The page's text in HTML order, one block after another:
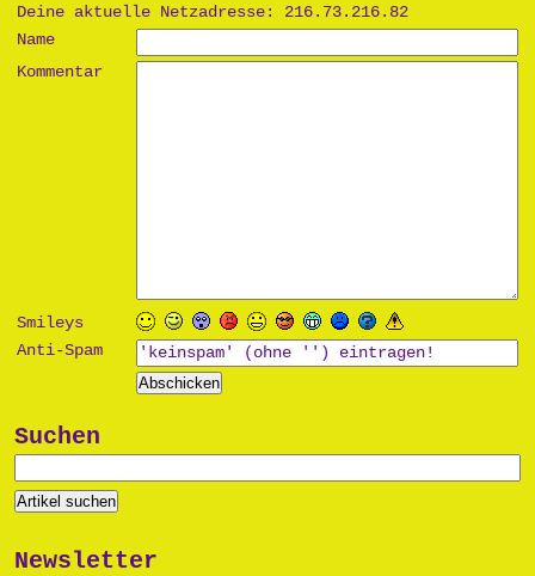
Deine aktuelle Netzadresse: 216.73.216.82
Name
Kommentar
Smileys
Anti-Spam
Suchen
Newsletter